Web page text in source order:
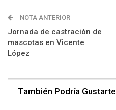
NOTA ANTERIOR
Jornada de castración de
mascotas en Vicente
López
También Podría Gustarte